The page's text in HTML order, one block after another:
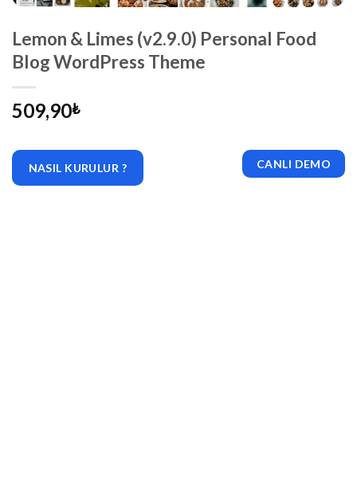
Lemon & Limes (v2.9.0) Personal Food
Blog WordPress Theme
509,90₺
NASIL KURULUR ? CANLI DEMO